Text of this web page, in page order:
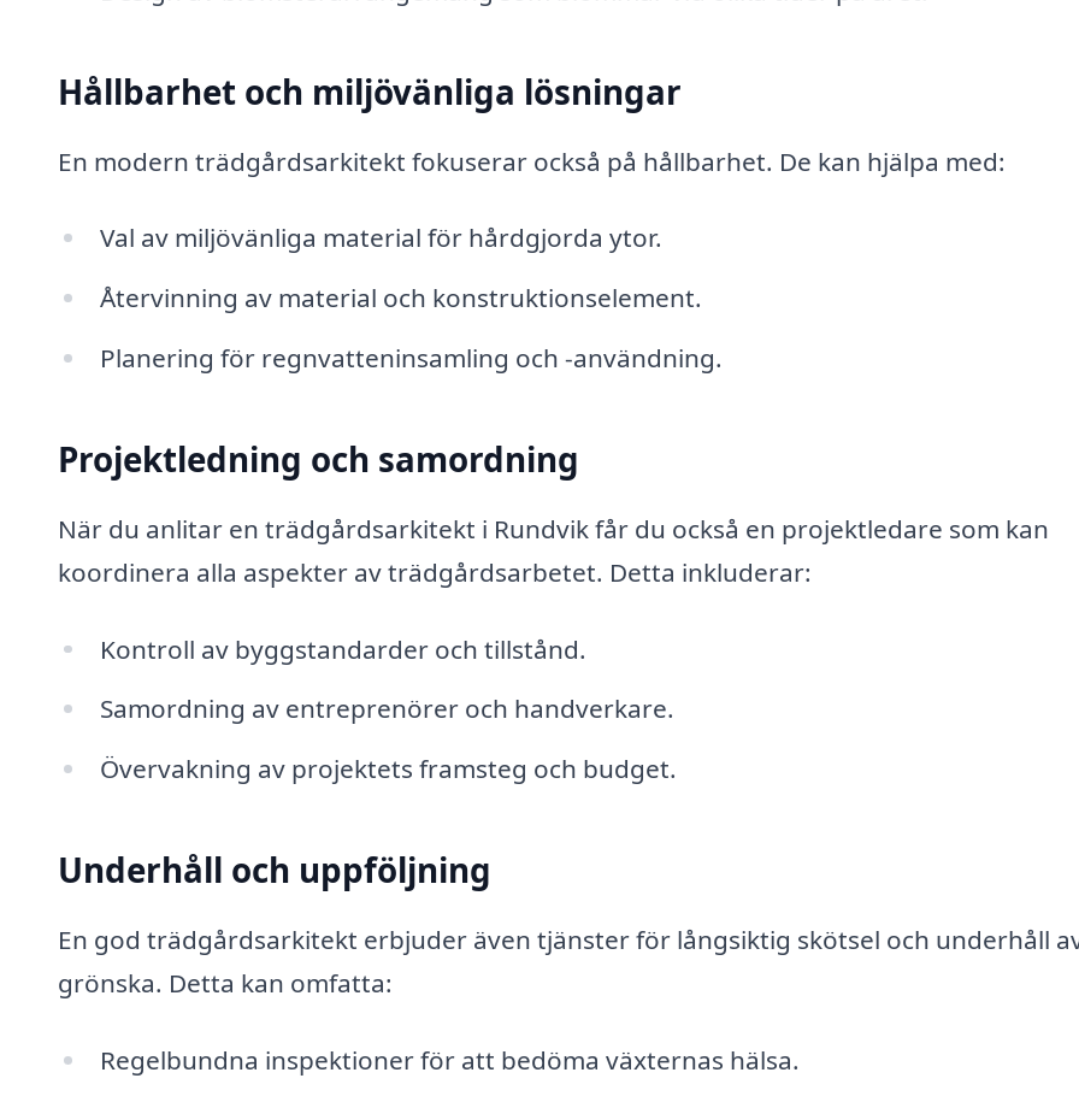
Hållbarhet och miljövänliga lösningar
En modern trädgårdsarkitekt fokuserar också på hållbarhet. De kan hjälpa med:
Val av miljövänliga material för hårdgjorda ytor.
Återvinning av material och konstruktionselement.
Planering för regnvatteninsamling och -användning.
Projektledning och samordning
När du anlitar en trädgårdsarkitekt i Rundvik får du också en projektledare som kan
koordinera alla aspekter av trädgårdsarbetet. Detta inkluderar:
Kontroll av byggstandarder och tillstånd.
Samordning av entreprenörer och handverkare.
Övervakning av projektets framsteg och budget.
Underhåll och uppföljning
En god trädgårdsarkitekt erbjuder även tjänster för långsiktig skötsel och underhåll
grönska. Detta kan omfatta:
Regelbundna inspektioner för att bedöma växternas hälsa.